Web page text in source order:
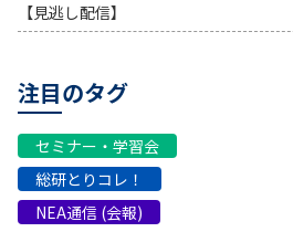
【見逃し配信】
注目のタグ
セミナー・学習会
総研とりコレ！
NEA通信 (会報)